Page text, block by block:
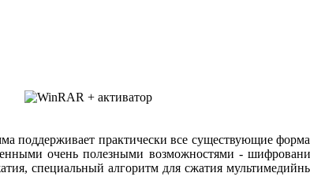
поддерживает практически все существующие
очень полезными возможностями -
специальный алгоритм для сжатия